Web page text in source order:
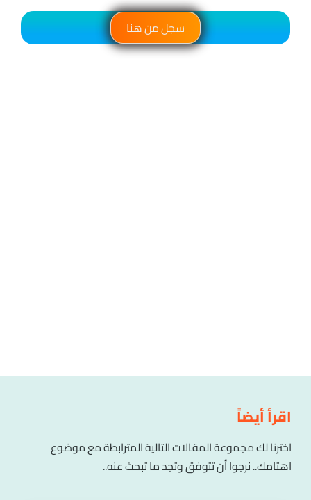
سجل من هنا
اقرأ أيضاً
اخترنا لك مجموعة المقالات التالية المترابطة مع موضوع
اهتامك.. نرجوا أن تتوفق وتجد ما تبحث عنه..